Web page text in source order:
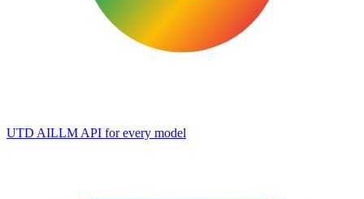
UTD AILLM API for every model